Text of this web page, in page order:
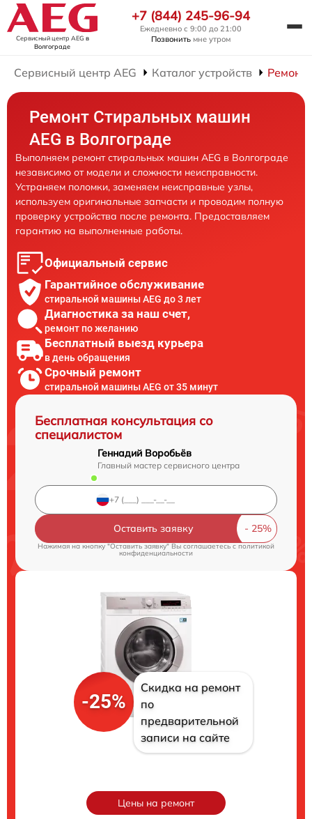
Сервисный центр AEG в
Волгограде
+7 (844) 245-96-94
Ежедневно с 9:00 до 21:00
Позвонить мне утром
Сервисный центр AEG Каталог устройств Ремонт
Ремонт Стиральных машин
AEG в Волгограде
Выполняем ремонт стиральных машин AEG в Волгограде
независимо от модели и сложности неисправности.
Устраняем поломки, заменяем неисправные узлы,
используем оригинальные запчасти и проводим полную
проверку устройства после ремонта. Предоставляем
гарантию на выполненные работы.
Официальный сервис
Гарантийное обслуживание
стиральной машины AEG до 3 лет
Диагностика за наш счет,
ремонт по желанию
Бесплатный выезд курьера
в день обращения
Срочный ремонт
стиральной машины AEG от 35 минут
Бесплатная консультация со
специалистом
Геннадий Воробьёв
Главный мастер сервисного центра
Оставить заявку
Нажимая на кнопку "Оставить заявку" Вы соглашаетесь cполитикой
конфиденциальности
-25%
Скидка на ремонт
по
предварительной
записи на сайте
Цены на ремонт